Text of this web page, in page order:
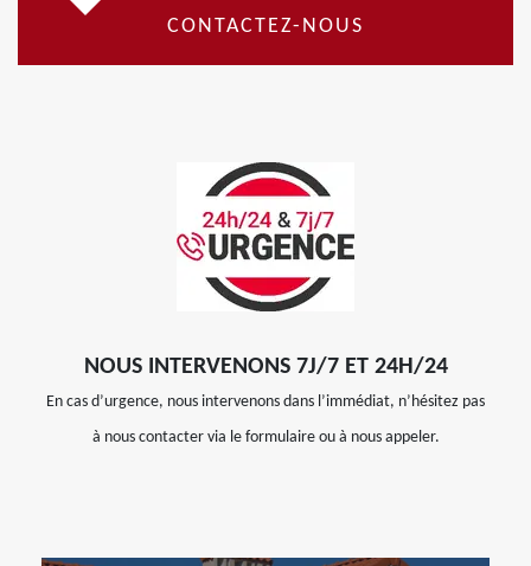
CONTACTEZ-NOUS
NOUS INTERVENONS 7J/7 ET 24H/24
En cas d’urgence, nous intervenons dans l’immédiat, n’hésitez pas
à nous contacter via le formulaire ou à nous appeler.